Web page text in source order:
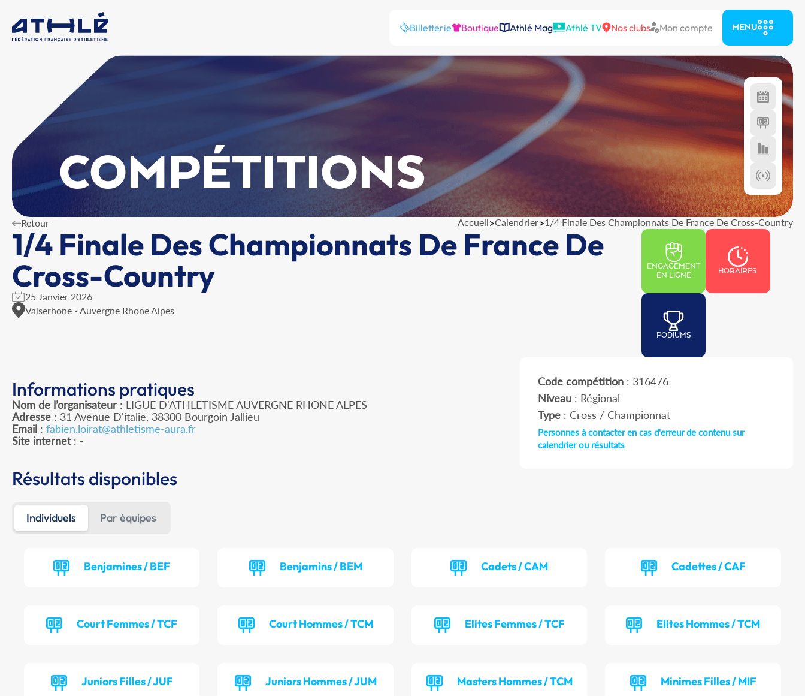
Billetterie Boutique Athlé Mag Athlé TV Nos clubs Mon compte MENU
COMPÉTITIONS
Retour Accueil>Calendrier>1/4 Finale Des Championnats De France De Cross-Country
1/4 Finale Des Championnats De France De
Cross-Country
25 Janvier 2026
Valserhone - Auvergne Rhone Alpes
ENGAGEMENT
EN LIGNE
HORAIRES
PODIUMS
Informations pratiques
Nom de l’organisateur : LIGUE D'ATHLETISME AUVERGNE RHONE ALPES
Adresse : 31 Avenue D'italie, 38300 Bourgoin Jallieu
Email : fabien.loirat@athletisme-aura.fr
Site internet: -
Code compétition: 316476
Niveau: Régional
Type: Cross / Championnat
Personnes à contacter en cas d'erreur de contenu sur
calendrier ou résultats
Résultats disponibles
Individuels Par équipes
Benjamines / BEF Benjamins / BEM Cadets / CAM Cadettes / CAF
Court Femmes / TCF Court Hommes / TCM Elites Femmes / TCF Elites Hommes / TCM
Juniors Filles / JUF Juniors Hommes / JUM Masters Hommes / TCM Minimes Filles / MIF